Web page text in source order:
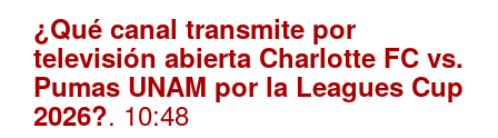
¿Qué canal transmite por
televisión abierta Charlotte FC vs.
Pumas UNAM por la Leagues Cup
2026?. 10:48